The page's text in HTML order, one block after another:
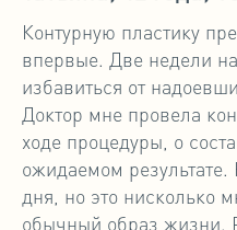
Контурную пластику
впервые. Две недели
избавиться от
Доктор мне провела
ходе процедуры, о
ожидаемом
дня, но это нисколько
обычный образ жизни.